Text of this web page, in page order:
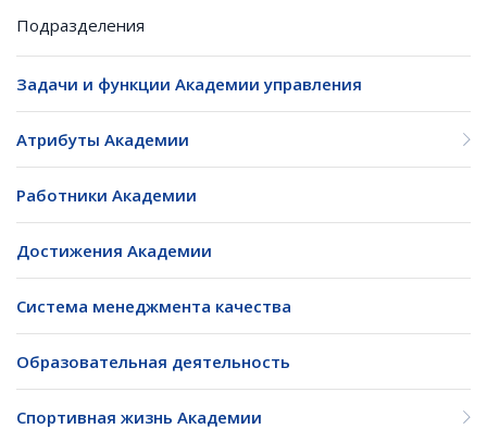
Подразделения
Задачи и функции Академии управления
Атрибуты Академии
Работники Академии
Достижения Академии
Система менеджмента качества
Образовательная деятельность
Спортивная жизнь Академии